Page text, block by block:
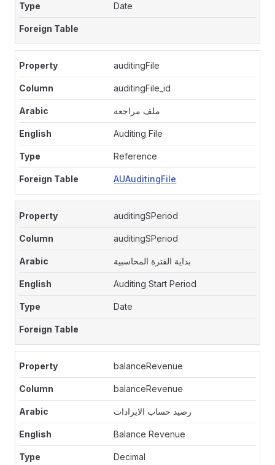
Date
auditingFile
auditingFile_id
ملف مراجعة
Auditing File
Reference
AUAuditingFile
auditingSPeriod
auditingSPeriod
بداية الفترة المحاسبية
Auditing Start Period
Date
balanceRevenue
balanceRevenue
رصيد حساب الايرادات
Balance Revenue
Decimal